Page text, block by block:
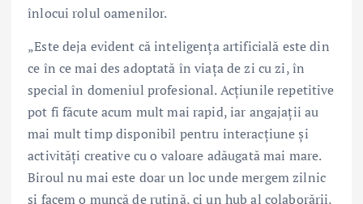
înlocui rolul oamenilor.
„Este deja evident că inteligența artificială este din
ce în ce mai des adoptată în viața de zi cu zi, în
special în domeniul profesional. Acțiunile repetitive
pot fi făcute acum mult mai rapid, iar angajații au
mai mult timp disponibil pentru interacțiune și
activități creative cu o valoare adăugată mai mare.
Biroul nu mai este doar un loc unde mergem zilnic
și facem o muncă de rutină, ci un hub al colaborării,